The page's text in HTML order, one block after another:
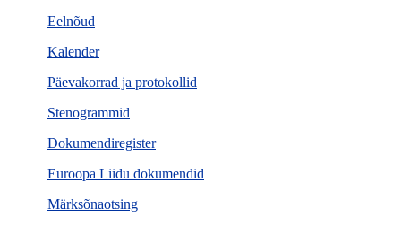
Eelnõud
Kalender
Päevakorrad ja protokollid
Stenogrammid
Dokumendiregister
Euroopa Liidu dokumendid
Märksõnaotsing